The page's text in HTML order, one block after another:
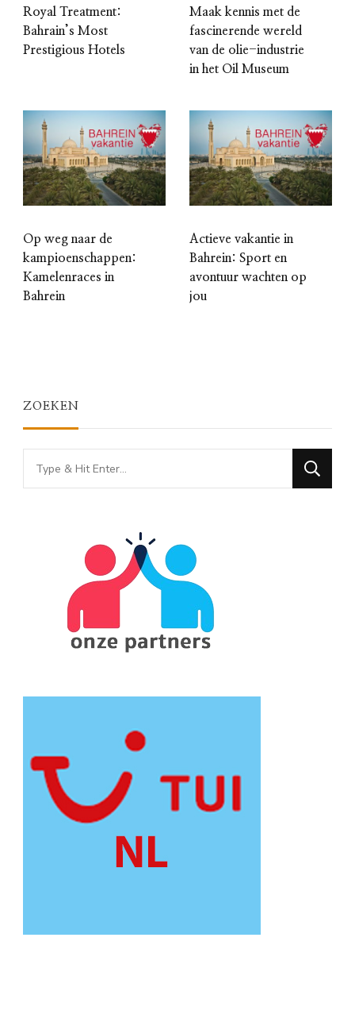
Royal Treatment:
Bahrain’s Most
Prestigious Hotels
Maak kennis met de
fascinerende wereld
van de olie-industrie
in het Oil Museum
Op weg naar de
kampioenschappen:
Kamelenraces in
Bahrein
Actieve vakantie in
Bahrein: Sport en
avontuur wachten op
jou
ZOEKEN
Looking
for